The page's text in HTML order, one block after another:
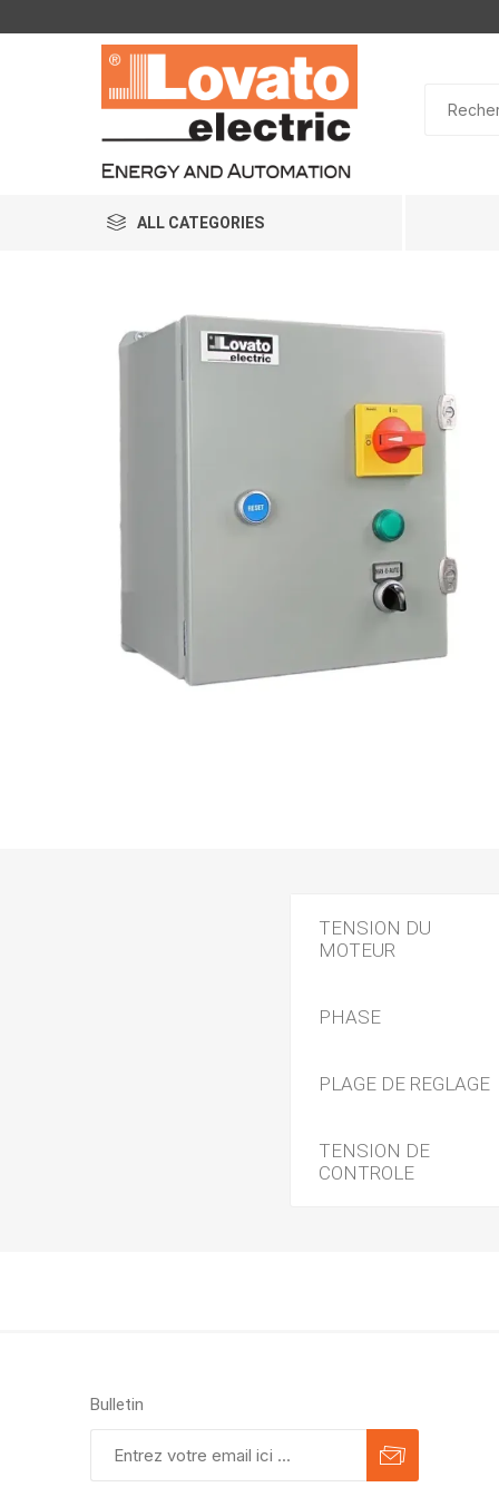
ALL CATEGORIES
TENSION DU
MOTEUR
PHASE
PLAGE DE REGLAGE
TENSION DE
CONTROLE
Bulletin